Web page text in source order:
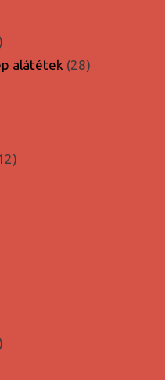
alátétek 2828
112